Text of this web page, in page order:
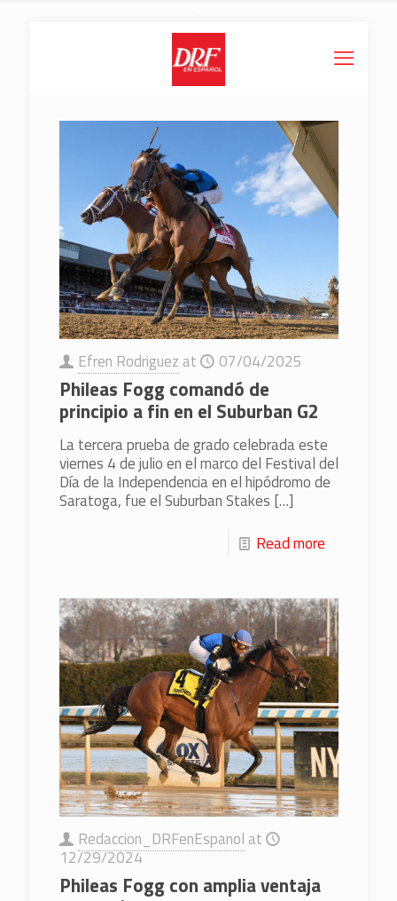
Efren Rodriguez at 07/04/2025
Phileas Fogg comandó de
principio a fin en el Suburban G2
La tercera prueba de grado celebrada este
viernes 4 de julio en el marco del Festival del
Día de la Independencia en el hipódromo de
Saratoga, fue el Suburban Stakes […]
Read more
Redaccion_DRFenEspanol at
12/29/2024
Phileas Fogg con amplia ventaja